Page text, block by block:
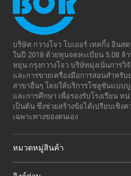
บริษัท กวางโจว โบเออร์ เทคกิ้ง อินส
ในปี 2018 ด้วยทุนจดทะเบียน 5.08 ล้
หยุน กรุงกวางโจว บริษัทมุ่งเน้นการ
และการขายเครื่องมือการสอนสำหรั
สาขาอื่นๆ โดยให้บริการโซลูชันแบบ
และการศึกษา เพื่อรองรับโรงเรียน ห
เป็นต้น ซึ่งช่วยสร้างข้อได้เปรียบเชิง
เฉพาะทางของตนเอง
หมวดหมู่สินค้า